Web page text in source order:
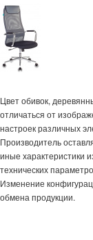
Цвет обивок,
отличаться от
настроек различных
Производитель
иные характеристики
технических
Изменение
обмена продукции.